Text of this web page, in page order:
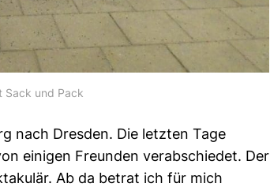
Sack und Pack
nach Dresden. Die letzten Tage
einigen Freunden verabschiedet. Der
Ab da betrat ich für mich